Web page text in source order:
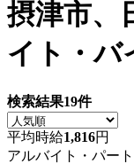
摂津市、
イト・バ
検索結果19件
平均時給1,816円
アルバイト・パート